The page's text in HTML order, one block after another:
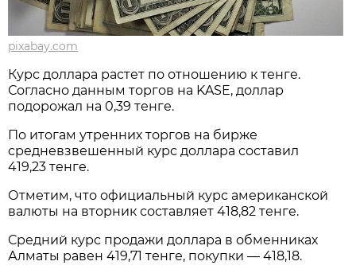
pixabay.com
Курс доллара растет по отношению к тенге.
Согласно данным торгов на KASE, доллар
подорожал на 0,39 тенге.
По итогам утренних торгов на бирже
средневзвешенный курс доллара составил
419,23 тенге.
Отметим, что официальный курс американской
валюты на вторник составляет 418,82 тенге.
Средний курс продажи доллара в обменниках
Алматы равен 419,71 тенге, покупки — 418,18.